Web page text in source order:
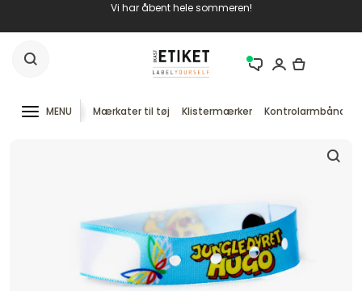
Vi har åbent hele sommeren!
MENU Mærkater til tøj Klistermærker Kontrolarmbånd